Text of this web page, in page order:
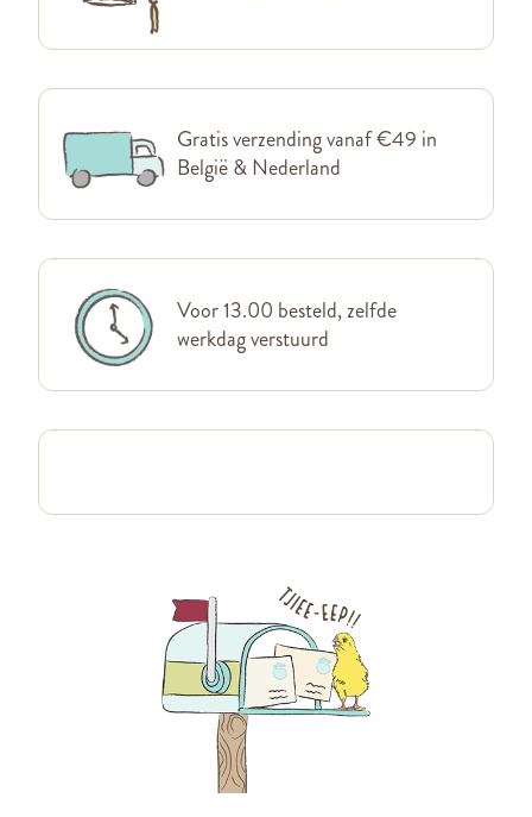
Gratis verzending vanaf €49 in
België & Nederland
Voor 13.00 besteld, zelfde
werkdag verstuurd